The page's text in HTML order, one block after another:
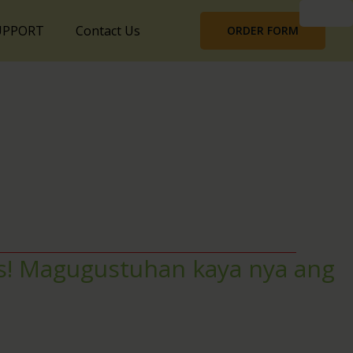
Contact Us ORDER FORM
Magugustuhan kaya nya ang